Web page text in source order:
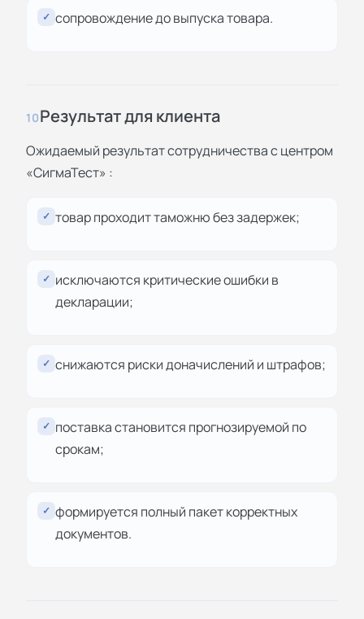
✓ сопровождение до выпуска товара.
10Результат для клиента
Ожидаемый результат сотрудничества с центром
«СигмаТест» :
✓ товар проходит таможню без задержек;
✓ исключаются критические ошибки в
декларации;
✓ снижаются риски доначислений и штрафов;
✓ поставка становится прогнозируемой по
срокам;
✓ формируется полный пакет корректных
документов.